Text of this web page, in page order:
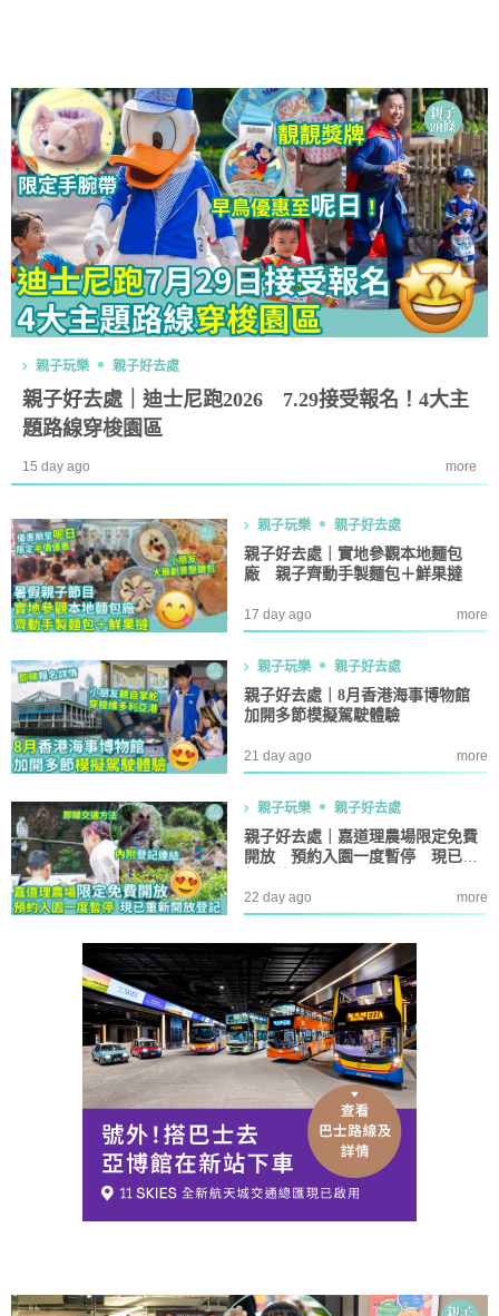
親子玩樂 親子好去處
親子好去處｜迪士尼跑2026 7.29接受報名！4大主
題路線穿梭園區
15 day ago more
親子玩樂 親子好去處
親子好去處｜實地參觀本地麵包
廠 親子齊動手製麵包＋鮮果撻
17 day ago more
親子玩樂 親子好去處
親子好去處｜8月香港海事博物館
加開多節模擬駕駛體驗
21 day ago more
親子玩樂 親子好去處
親子好去處｜嘉道理農場限定免費
開放 預約入園一度暫停 現已重
22 day ago more